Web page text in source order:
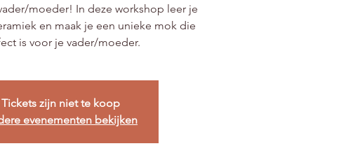
moeder! In deze workshop leer je
en maak je een unieke mok die
is voor je vader/moeder.
Tickets zijn niet te koop
evenementen bekijken